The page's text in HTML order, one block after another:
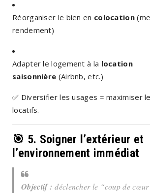
Réorganiser le bien en colocation
rendement)
Adapter le logement à la location
saisonnière (Airbnb, etc.)
✅ Diversifier les usages = maximiser
locatifs.
🎯 5. Soigner l’extérieur et
l’environnement immédiat
Objectif : déclencher le “coup de